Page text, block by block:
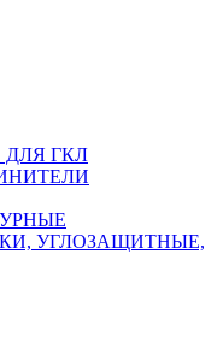
ГКЛ
УГЛОЗАЩИТНЫЕ,